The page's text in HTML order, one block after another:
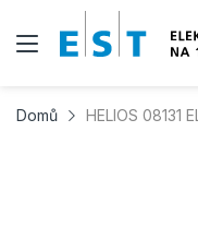
Domů HELIOS